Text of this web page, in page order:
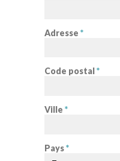
Adresse *
Code postal *
Ville *
Pays*